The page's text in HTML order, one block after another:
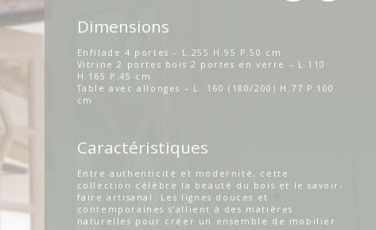
Dimensions
Enfilade 4 portes – L.255 H.95 P.50 cm
Vitrine 2 portes bois 2 portes en verre – L.110
H.165 P.45 cm
Table avec allonges – L. 160 (180/200) H.77 P.100
cm
Caractéristiques
Entre authenticité et modernité, cette
collection célèbre la beauté du bois et le savoir-
faire artisanal. Les lignes douces et
contemporaines s’allient à des matières
naturelles pour créer un ensemble de mobilier